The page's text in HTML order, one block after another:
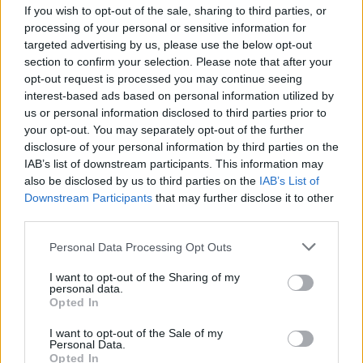
If you wish to opt-out of the sale, sharing to third parties, or
processing of your personal or sensitive information for
targeted advertising by us, please use the below opt-out
section to confirm your selection. Please note that after your
opt-out request is processed you may continue seeing
interest-based ads based on personal information utilized by
us or personal information disclosed to third parties prior to
your opt-out. You may separately opt-out of the further
disclosure of your personal information by third parties on the
IAB’s list of downstream participants. This information may
also be disclosed by us to third parties on the IAB’s List of
Downstream Participants that may further disclose it to other
Please note that this website/app uses one or more Google
not limited to your visit or usage behaviour. You may click to
grant or deny consent to Google and its third-party tags to
use your data for below specified purposes in below Google
consent section.
Personal Data Processing Opt Outs
I want to opt-out of the Sharing of my
personal data.
Opted In
I want to opt-out of the Sale of my
Personal Data.
Opted In
vonatot a német fővárosban. Persze a pályaudvar
körzetében a vonat alig haladt, de elég jól lehetett
hallani a dízel(-elektromos) hajtást - vélhetően a
magasperonok faláról visszaverődve jött létre a
videón is hallható, kicsit vicces, traktorszerű effekt
(persze lehet, hogy valami más miatt lett olyan, mert
induláskor teljesen normális hangja volt a
hathengeres, Cummins gyártmányú gépeknek).
Érdeklődve várom, mi lesz ezekkel a vonatokkal - a
sorozat tulajdonképpen egyke maradt, nem lett a
helyére hasonló tudású másik sorozat beszerezve.
Vajon lesznek még nagysebességű dízel
motorvonatok a jövőben, vagy inkább a
villamosítás/más útvonalak/kicsit lassabb haladás
mellett fognak dönteni?
Címkék:youtube berlin